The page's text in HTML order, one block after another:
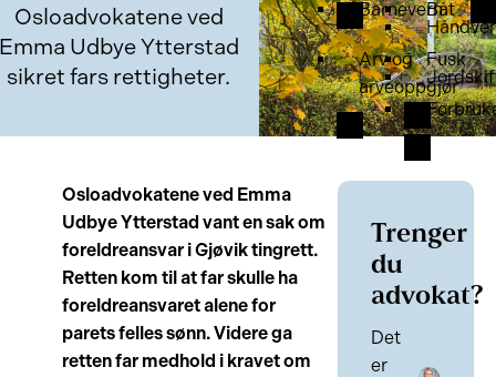
Barnevern
Arv og
arveoppgjør
Båt
Fusk
Osloadvokatene ved
Udbye Ytterstad
sikret fars rettigheter.
Osloadvokatene ved Emma
Udbye Ytterstad vant en sak om
foreldreansvar i Gjøvik tingrett.
Retten kom til at far skulle ha
foreldreansvaret alene for
parets felles sønn. Videre ga
retten far medhold i kravet om
Trenger
du
advokat?
Det
er